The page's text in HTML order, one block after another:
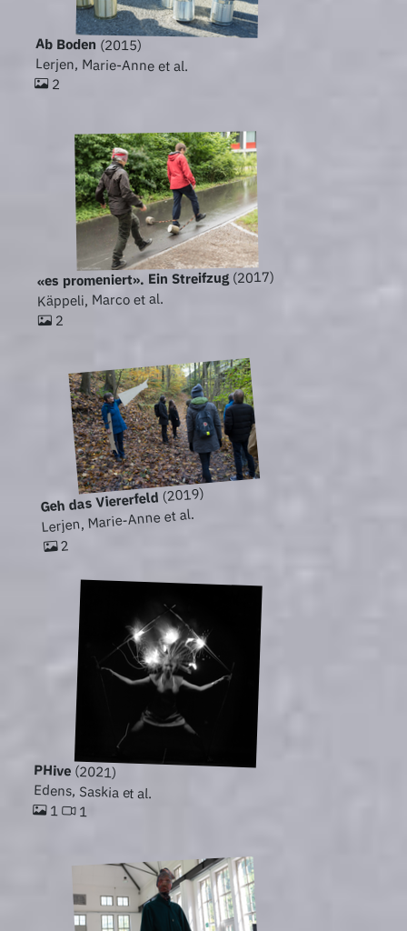
Ab Boden (2015)
Lerjen, Marie-Anne et al.
2
«es promeniert». Ein Streifzug(2017)
Käppeli, Marco et al.
2
Geh das Viererfeld(2019)
Lerjen, Marie-Anne et al.
2
PHive (2021)
Edens, Saskia et al.
1 1